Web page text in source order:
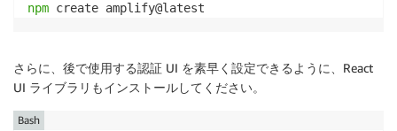
npm create amplify@latest
さらに、後で使用する認証 UI を素早く設定できるように、React
UI ライブラリもインストールしてください。
Bash